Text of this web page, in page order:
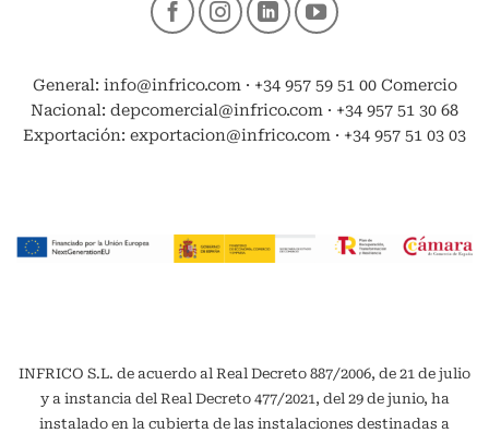
General: info@infrico.com · +34 957 59 51 00 Comercio
Nacional: depcomercial@infrico.com · +34 957 51 30 68
Exportación: exportacion@infrico.com · +34 957 51 03 03
INFRICO S.L. de acuerdo al Real Decreto 887/2006, de 21 de julio
y a instancia del Real Decreto 477/2021, del 29 de junio, ha
instalado en la cubierta de las instalaciones destinadas a